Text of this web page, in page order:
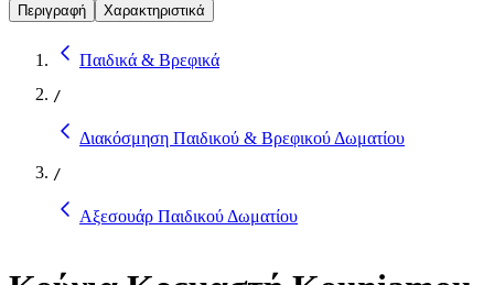
Περιγραφή Χαρακτηριστικά
Παιδικά & Βρεφικά
/
Διακόσμηση Παιδικού & Βρεφικού Δωματίου
/
Αξεσουάρ Παιδικού Δωματίου